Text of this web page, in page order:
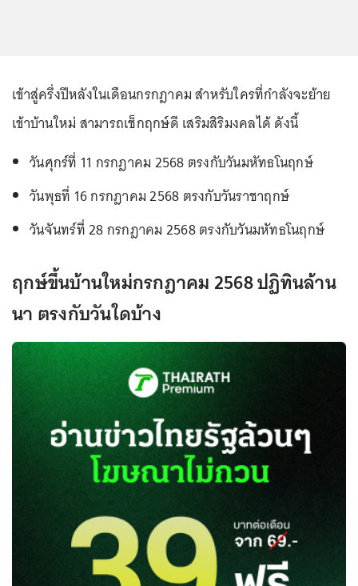
เข้าสู่ครึ่งปีหลังในเดือนกรกฎาคม สำหรับใครที่กำลังจะย้าย
เข้าบ้านใหม่ สามารถเช็กฤกษ์ดี เสริมสิริมงคลได้ ดังนี้
วันศุกร์ที่ 11 กรกฎาคม 2568 ตรงกับวันมหัทธโนฤกษ์
วันพุธที่ 16 กรกฎาคม 2568 ตรงกับวันราชาฤกษ์
วันจันทร์ที่ 28 กรกฎาคม 2568 ตรงกับวันมหัทธโนฤกษ์
ฤกษ์ขึ้นบ้านใหม่กรกฎาคม 2568 ปฏิทินล้าน
นา ตรงกับวันใดบ้าง